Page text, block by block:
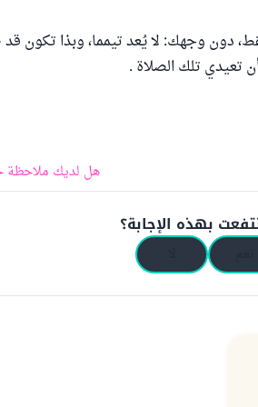
دون وجهك: لا يُعد تيمما، وبذا تكون
تعيدي تلك الصلاة .
هل لديك ملاحظة
بهذه الإجابة؟